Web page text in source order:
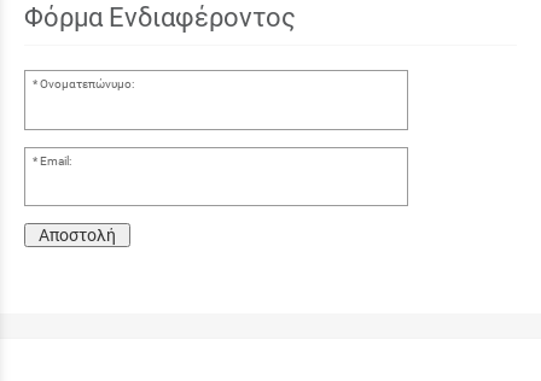
Φόρμα Ενδιαφέροντος
Ονοματεπώνυμο:
Email:
Αποστολή